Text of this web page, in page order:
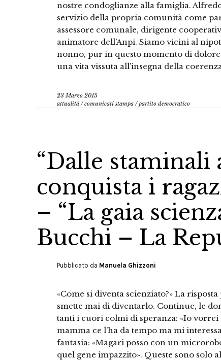
nostre condoglianze alla famiglia.
servizio della propria comunità come
assessore comunale, dirigente
animatore dell’Anpi. Siamo vicini al
nonno, pur in questo momento di
una vita vissuta all’insegna della
23 Marzo 2015
attualità /comunicati stampa /partito democratico
“Dalle staminali
conquista i
– “La gaia
Bucchi – La
Pubblicato da Manuela Ghizzoni
«Come si diventa scienziato?» La
smette mai di diventarlo. Continue, le
tanti i cuori colmi di speranza: «Io vorrei
mamma ce l’ha da tempo ma mi
fantasia: «Magari posso con un
quel gene impazzito». Queste sono solo